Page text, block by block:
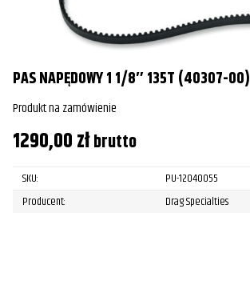
PAS NAPĘDOWY 1 1/8″ 135T (40307-00)
Produkt na zamówienie
1290,00złbrutto
SKU:
PU-12040055
Producent:
Drag Specialties